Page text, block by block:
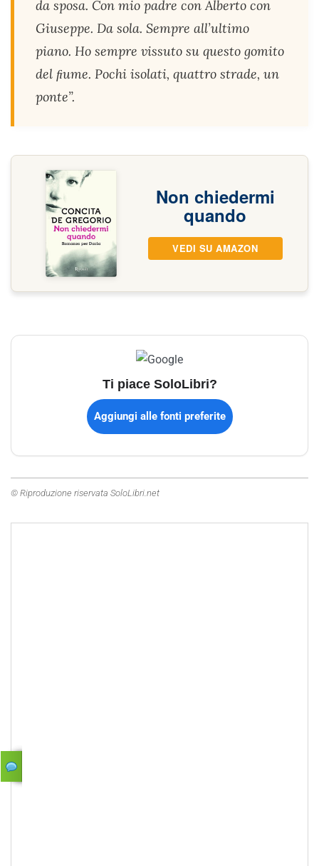
da sposa. Con mio padre con Alberto con
Giuseppe. Da sola. Sempre all’ultimo
piano. Ho sempre vissuto su questo gomito
del ﬁume. Pochi isolati, quattro strade, un
ponte”.
Non chiedermi
quando
VEDI SU AMAZON
Ti piace SoloLibri?
Aggiungi alle fonti preferite
© Riproduzione riservata SoloLibri.net